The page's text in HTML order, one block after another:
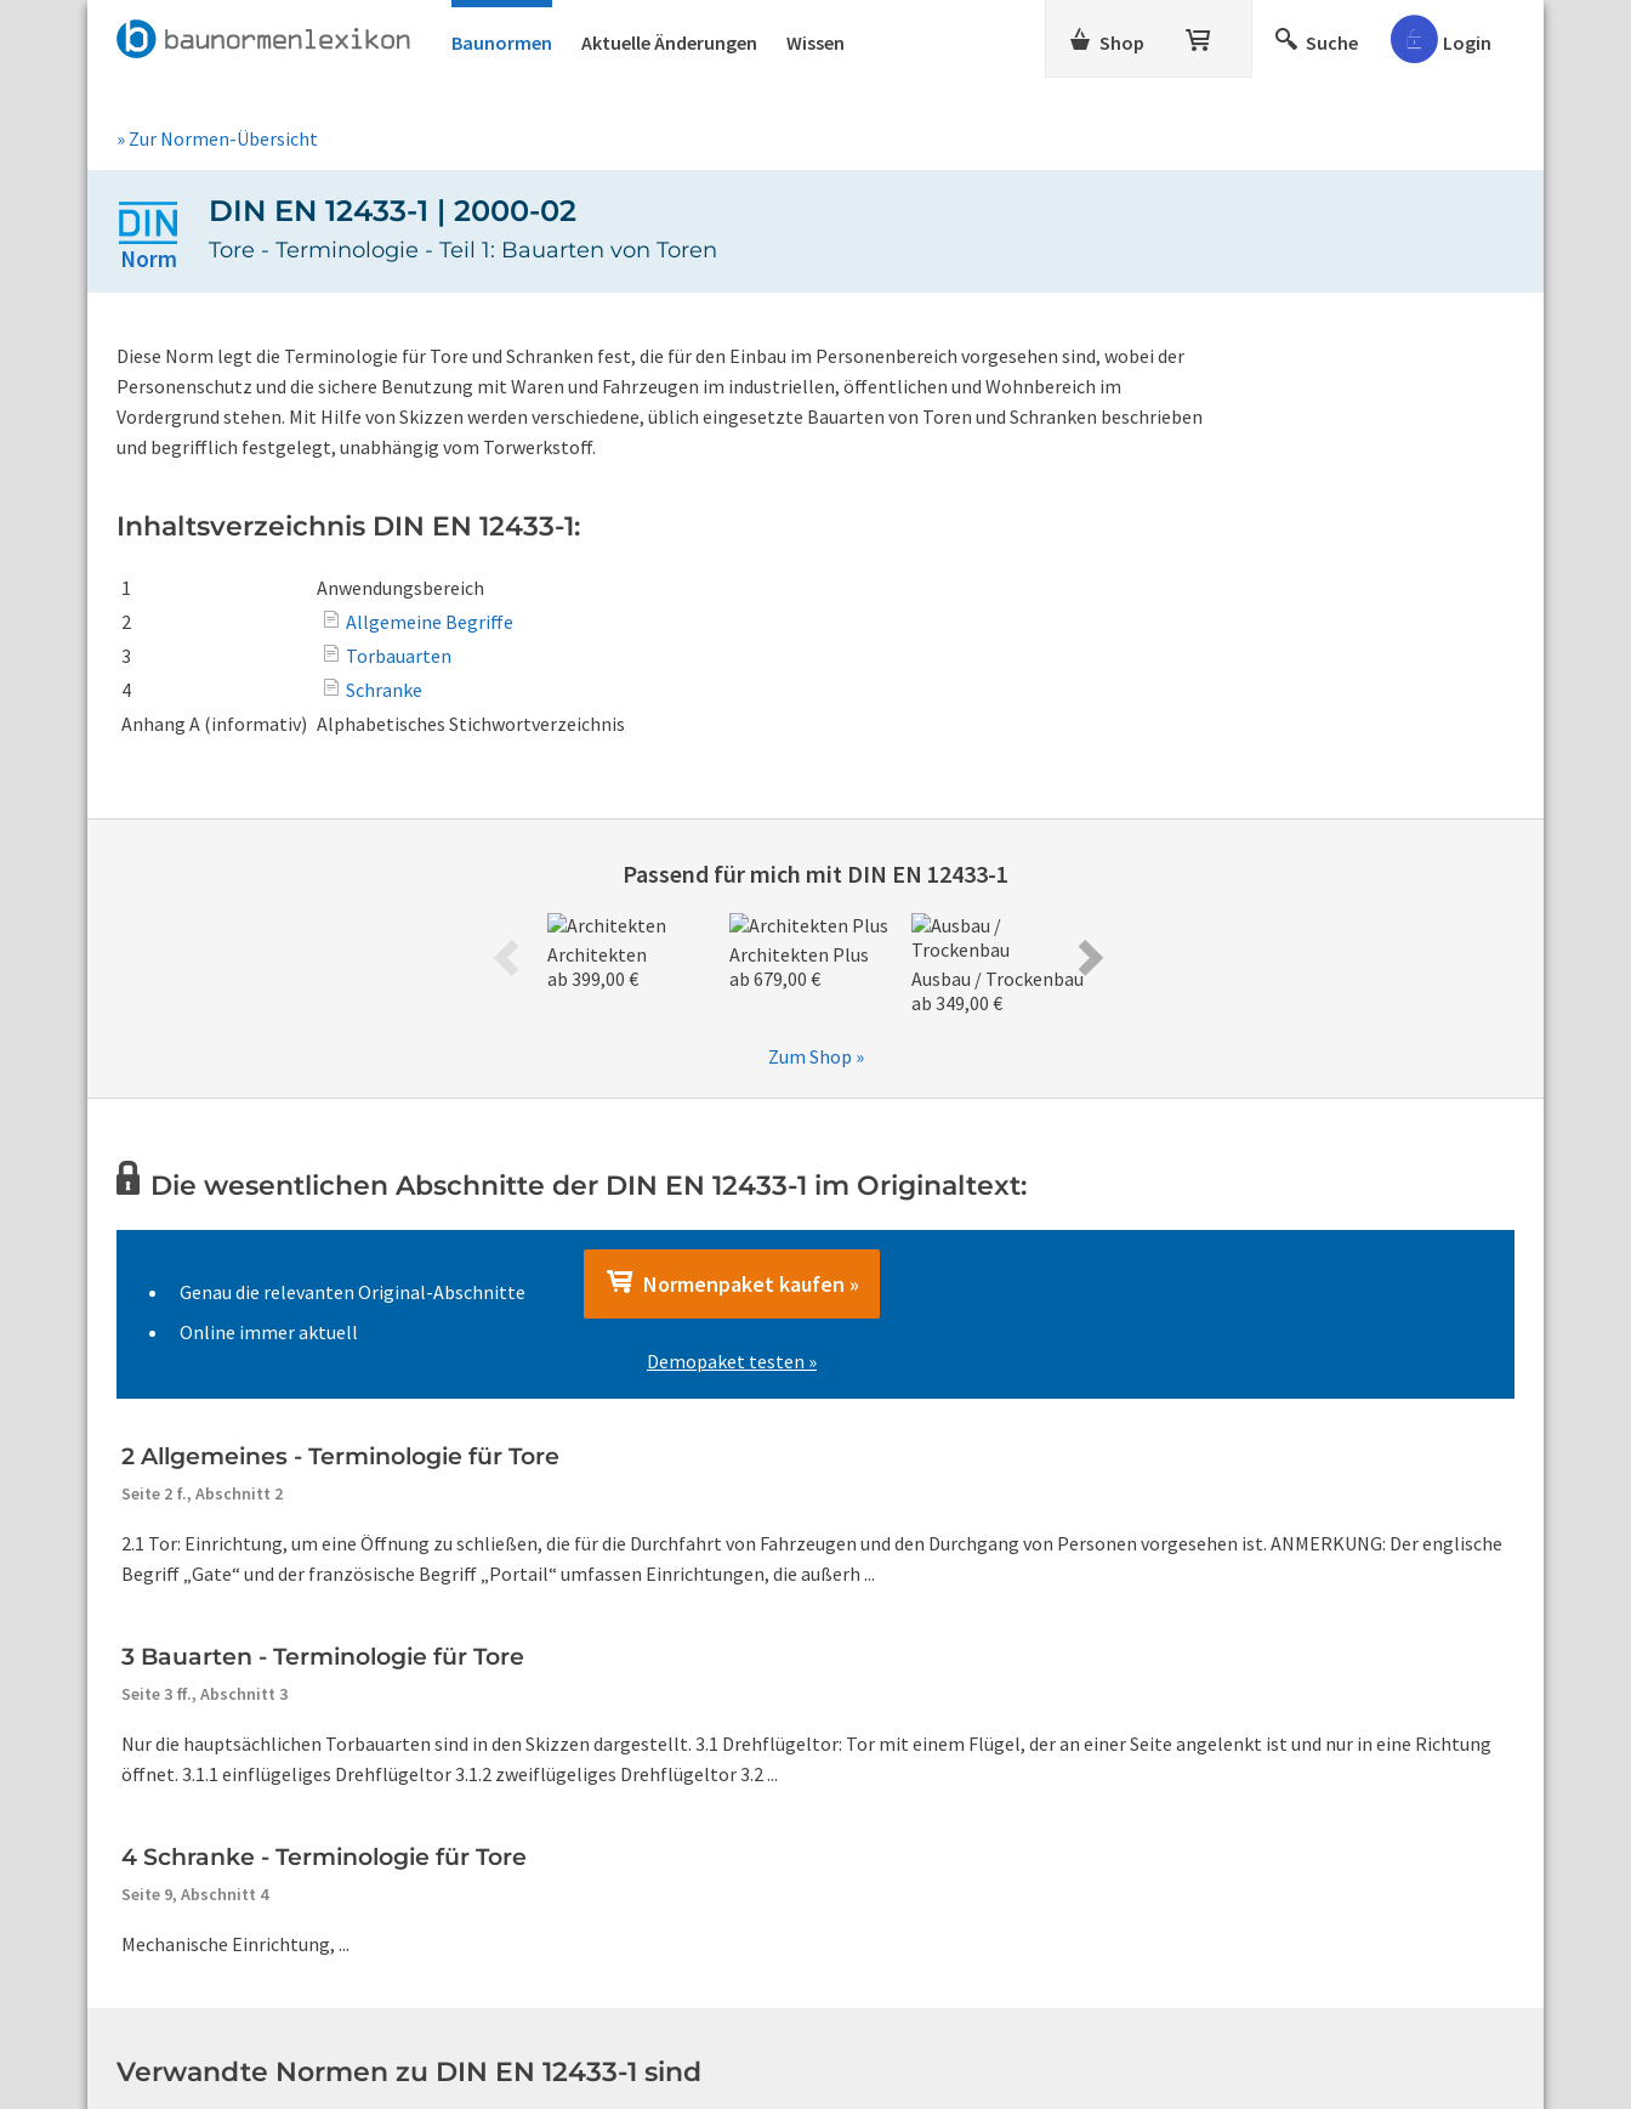
Baunormen Aktuelle Änderungen Wissen Shop Suche Login
» Zur Normen-Übersicht
Norm
DIN EN 12433-1 | 2000-02
Tore - Terminologie - Teil 1: Bauarten von Toren
Diese Norm legt die Terminologie für Tore und Schranken fest, die für den Einbau im Personenbereich vorgesehen sind, wobei der
Personenschutz und die sichere Benutzung mit Waren und Fahrzeugen im industriellen, öffentlichen und Wohnbereich im
Vordergrund stehen. Mit Hilfe von Skizzen werden verschiedene, üblich eingesetzte Bauarten von Toren und Schranken beschrieben
und begrifflich festgelegt, unabhängig vom Torwerkstoff.
Inhaltsverzeichnis DIN EN 12433-1:
1
Anwendungsbereich
2
Allgemeine Begriffe
3
Torbauarten
4
Schranke
Anhang A (informativ) Alphabetisches Stichwortverzeichnis
Passend für mich mit DIN EN 12433-1
Architekten
ab 399,00 €
Architekten Plus
ab 679,00 €
Ausbau / Trockenbau
ab 349,00 €
Zum Shop »
Die wesentlichen Abschnitte der DIN EN 12433-1 im Originaltext:
Genau die relevanten Original-Abschnitte
Online immer aktuell
Normenpaket kaufen »
Demopaket testen »
2 Allgemeines - Terminologie für Tore
Seite 2 f., Abschnitt 2
2.1 Tor: Einrichtung, um eine Öffnung zu schließen, die für die Durchfahrt von Fahrzeugen und den Durchgang von Personen vorgesehen ist. ANMERKUNG: Der englische
Begriff „Gate“ und der französische Begriff „Portail“ umfassen Einrichtungen, die außerh ...
3 Bauarten - Terminologie für Tore
Seite 3 ff., Abschnitt 3
Nur die hauptsächlichen Torbauarten sind in den Skizzen dargestellt. 3.1 Drehflügeltor: Tor mit einem Flügel, der an einer Seite angelenkt ist und nur in eine Richtung
öffnet. 3.1.1 einflügeliges Drehflügeltor 3.1.2 zweiflügeliges Drehflügeltor 3.2 ...
4 Schranke - Terminologie für Tore
Seite 9, Abschnitt 4
Mechanische Einrichtung, ...
Verwandte Normen zu DIN EN 12433-1 sind